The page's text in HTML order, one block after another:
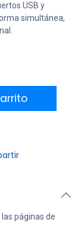
USB y
simultánea,
páginas de